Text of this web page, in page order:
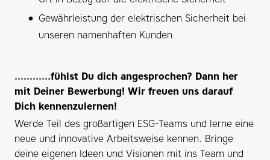
Gewährleistung der elektrischen Sicherheit bei
unseren namenhaften Kunden
............fühlst Du dich angesprochen? Dann her
mit Deiner Bewerbung! Wir freuen uns darauf
Dich kennenzulernen!
Werde Teil des großartigen ESG-Teams und lerne eine
neue und innovative Arbeitsweise kennen. Bringe
deine eigenen Ideen und Visionen mit ins Team und